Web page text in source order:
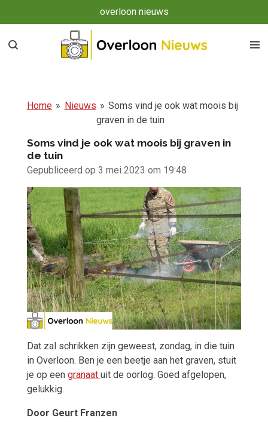
direct
naar
overloon nieuws
Home » Nieuws » Soms vind je ook wat moois bij
graven in de tuin
Soms vind je ook wat moois bij graven in
de tuin
Gepubliceerd op 3 mei 2023 om 19:48
Dat zal schrikken zijn geweest, zondag, in die tuin
in Overloon. Ben je een beetje aan het graven, stuit
je op een granaat uit de oorlog. Goed afgelopen,
gelukkig.
Door Geurt Franzen